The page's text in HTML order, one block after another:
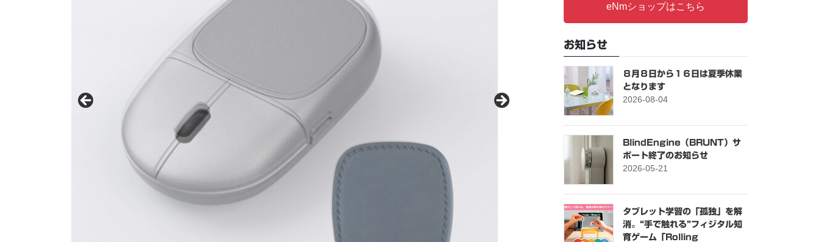
eNmショップはこちら
お知らせ
８月８日から１６日は夏季休業
となります
2026-08-04
BlindEngine（BRUNT）サ
ポート終了のお知らせ
2026-05-21
タブレット学習の「孤独」を解
消。“手で触れる”フィジタル知
育ゲーム「Rolling